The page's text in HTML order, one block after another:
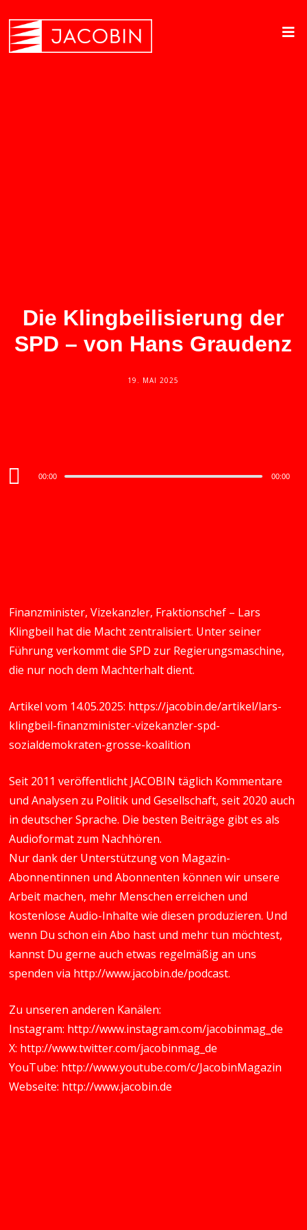
Die Klingbeilisierung der
SPD – von Hans Graudenz
19. MAI 2025
Audio
00:00 00:00
Finanzminister, Vizekanzler, Fraktionschef – Lars
Klingbeil hat die Macht zentralisiert. Unter seiner
Führung verkommt die SPD zur Regierungsmaschine,
die nur noch dem Machterhalt dient.
Artikel vom 14.05.2025: https://jacobin.de/artikel/lars-
klingbeil-finanzminister-vizekanzler-spd-
sozialdemokraten-grosse-koalition
Seit 2011 veröffentlicht JACOBIN täglich Kommentare
und Analysen zu Politik und Gesellschaft, seit 2020 auch
in deutscher Sprache. Die besten Beiträge gibt es als
Audioformat zum Nachhören.
Nur dank der Unterstützung von Magazin-
Abonnentinnen und Abonnenten können wir unsere
Arbeit machen, mehr Menschen erreichen und
kostenlose Audio-Inhalte wie diesen produzieren. Und
wenn Du schon ein Abo hast und mehr tun möchtest,
kannst Du gerne auch etwas regelmäßig an uns
spenden via http://www.jacobin.de/podcast.
Zu unseren anderen Kanälen:
Instagram: http://www.instagram.com/jacobinmag_de
X: http://www.twitter.com/jacobinmag_de
YouTube: http://www.youtube.com/c/JacobinMagazin
Webseite: http://www.jacobin.de